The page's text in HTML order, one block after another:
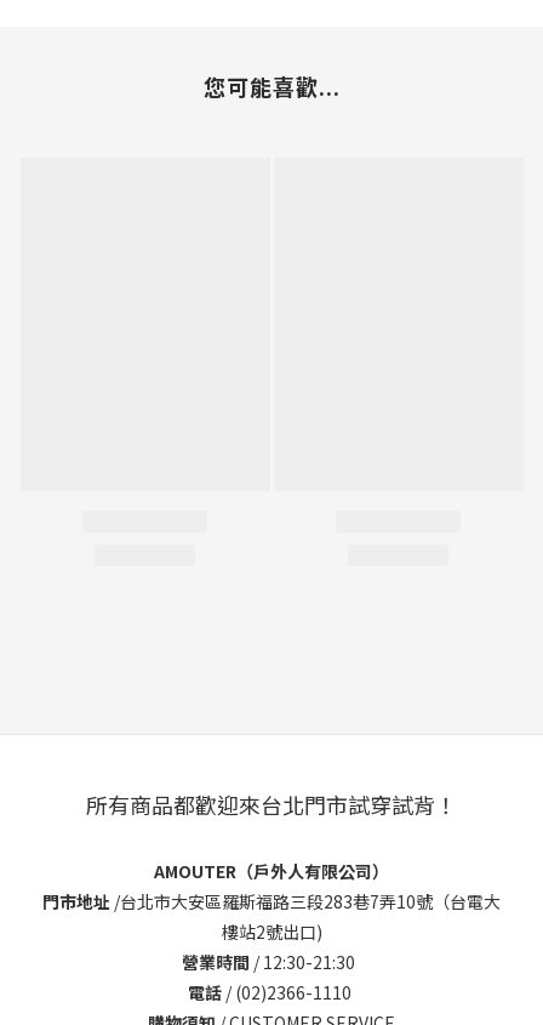
您可能喜歡...
所有商品都歡迎來台北門市試穿試背！
AMOUTER（戶外人有限公司）
門市地址 /台北市大安區羅斯福路三段283巷7弄10號（台電大
樓站2號出口)
營業時間 / 12:30-21:30
電話 / (02)2366-1110